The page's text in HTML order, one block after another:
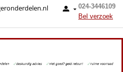
024-3446109
Bel verzoek